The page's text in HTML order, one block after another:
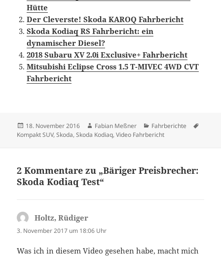
Hütte
Der Cleverste! Skoda KAROQ Fahrbericht
Skoda Kodiaq RS Fahrbericht: ein
dynamischer Diesel?
2018 Subaru XV 2.0i Exclusive+ Fahrbericht
Mitsubishi Eclipse Cross 1.5 T-MIVEC 4WD CVT
Fahrbericht
Veröffentlicht
am
18. November 2016 Autor
Fabian Meßner Kategorien
Fahrberichte
Kompakt SUV,Skoda,Skoda Kodiaq,Video Fahrbericht
2 Kommentare zu „Bäriger Preisbrecher:
Skoda Kodiaq Test“
Holtz, Rüdiger
3. November 2017 um 18:06 Uhr
Was ich in diesem Video gesehen habe, macht mich